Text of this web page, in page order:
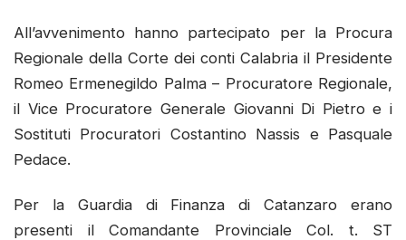
All’avvenimento hanno partecipato per la Procura
Regionale della Corte dei conti Calabria il Presidente
Romeo Ermenegildo Palma – Procuratore Regionale,
il Vice Procuratore Generale Giovanni Di Pietro e i
Sostituti Procuratori Costantino Nassis e Pasquale
Pedace.
Per la Guardia di Finanza di Catanzaro erano
presenti il Comandante Provinciale Col. t. ST